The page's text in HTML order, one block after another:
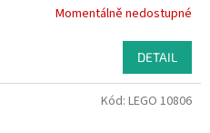
Momentálně nedostupné
DETAIL
Kód: LEGO 10806